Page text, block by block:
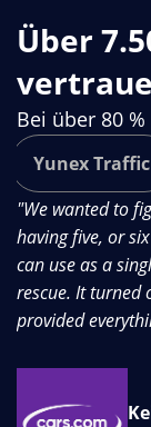
Über
Bei über 80
Yunex Traffic
"We wanted to
having five, or
can use as a
rescue. It turned
provided